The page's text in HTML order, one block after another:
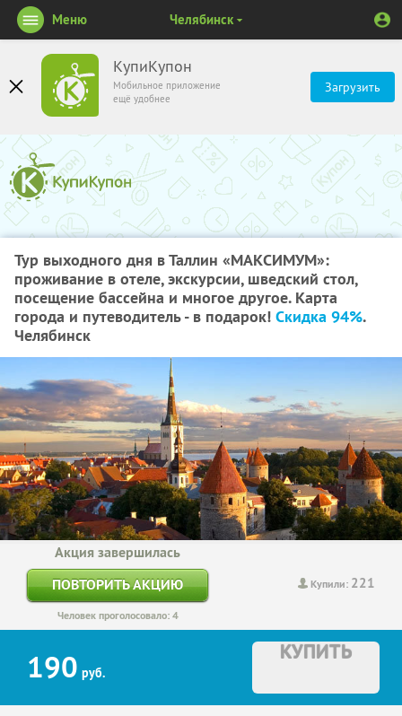
КупиКупон
Мобильное приложение
ещё удобнее
Загрузить
Меню Челябинск
Тур выходного дня в Таллин «МАКСИМУМ»:
проживание в отеле, экскурсии, шведский стол,
посещение бассейна и многое другое. Карта
города и путеводитель - в подарок! Скидка 94%.
Челябинск
Купили: 221
Акция завершилась
ПОВТОРИТЬ АКЦИЮ
Человек проголосовало: 4
190 руб.
КУПИТЬ